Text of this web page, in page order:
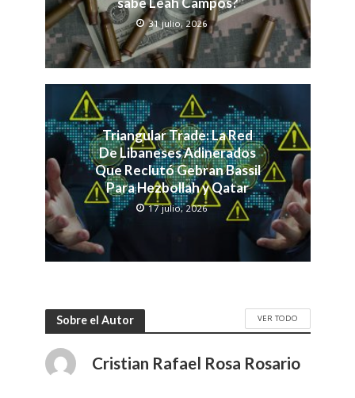
31 julio, 2026
Triangular Trade: La Red
De Libaneses Adinerados
Que Reclutó Gebran Bassil
Para Hezbollah y Qatar
17 julio, 2026
Sobre el Autor VER TODO
Cristian Rafael Rosa Rosario